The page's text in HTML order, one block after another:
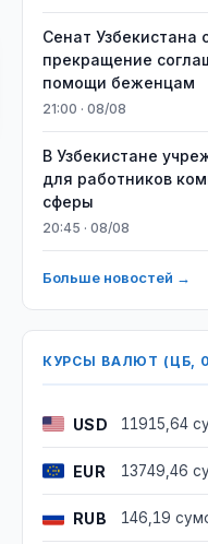
Сенат Узбекистана
прекращение
помощи беженцам
21:00 · 08/08
В Узбекистане
для работников
сферы
20:45 · 08/08
Больше новостей →
КУРСЫ ВАЛЮТ (ЦБ,
USD 11915,64
EUR 13749,46
RUB 146,19